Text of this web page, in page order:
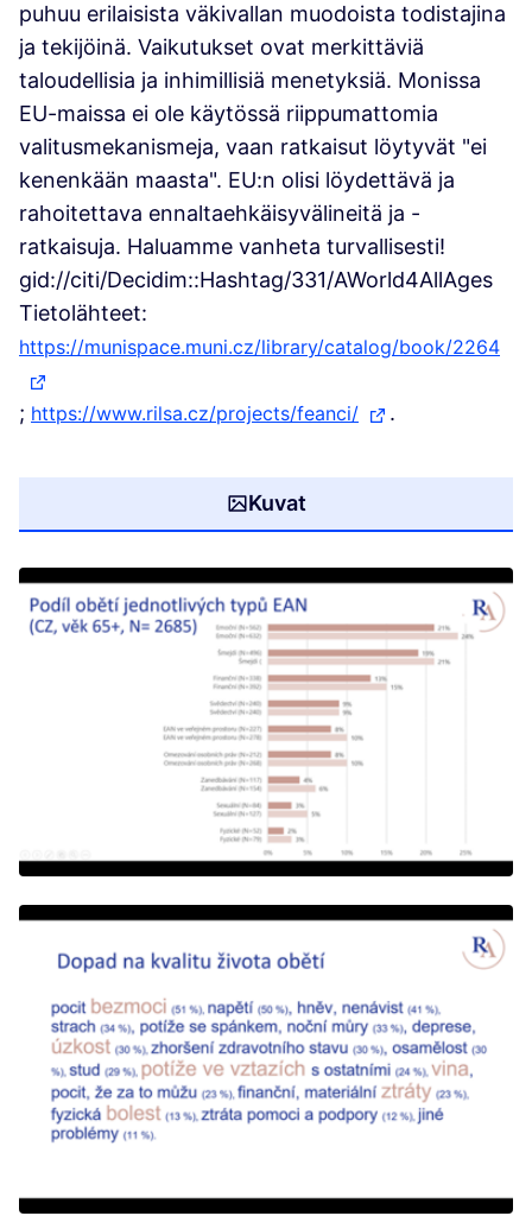
puhuu erilaisista väkivallan muodoista todistajina
ja tekijöinä. Vaikutukset ovat merkittäviä
taloudellisia ja inhimillisiä menetyksiä. Monissa
EU-maissa ei ole käytössä riippumattomia
valitusmekanismeja, vaan ratkaisut löytyvät "ei
kenenkään maasta". EU:n olisi löydettävä ja
rahoitettava ennaltaehkäisyvälineitä ja -
ratkaisuja. Haluamme vanheta turvallisesti!
gid://citi/Decidim::Hashtag/331/AWorld4AllAges
Tietolähteet:
https://munispace.muni.cz/library/catalog/book/2264
(Ulkoinen linkki)
; https://www.rilsa.cz/projects/feanci/
.
Kuvat